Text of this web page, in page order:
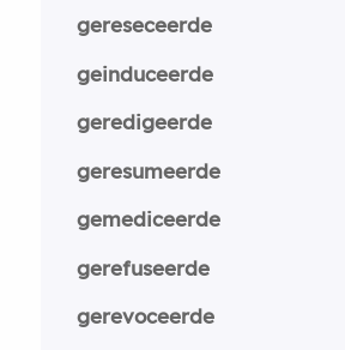
gereseceerde
geinduceerde
geredigeerde
geresumeerde
gemediceerde
gerefuseerde
gerevoceerde